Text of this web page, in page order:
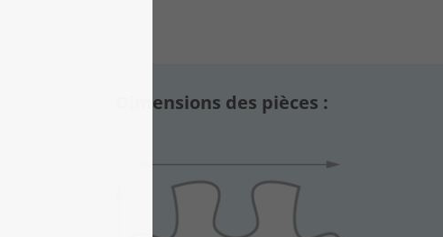
Dimensions des pièces :